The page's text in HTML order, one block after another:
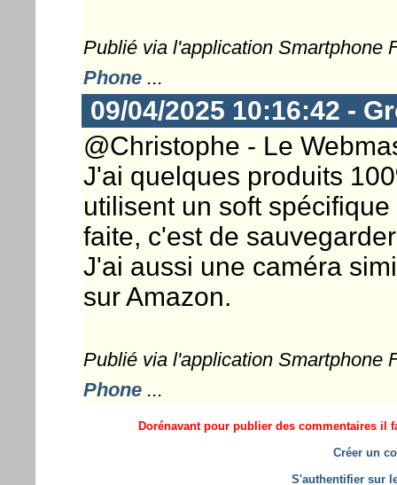
Publié via l'application Smartphone
Phone...
09/04/2025 10:16:42 -
@Christophe - Le
J'ai quelques produits
utilisent un soft
faite, c'est de
J'ai aussi une caméra
sur Amazon.
Publié via l'application Smartphone
Phone...
Dorénavant pour publier des commentaires il
Créer un
S'authentifier sur